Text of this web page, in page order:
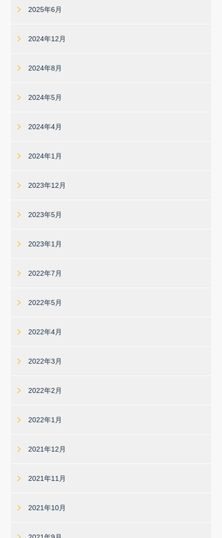
2025年6月
2024年12月
2024年8月
2024年5月
2024年4月
2024年1月
2023年12月
2023年5月
2023年1月
2022年7月
2022年5月
2022年4月
2022年3月
2022年2月
2022年1月
2021年12月
2021年11月
2021年10月